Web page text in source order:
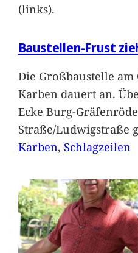
(links).
Baustellen-Frust
Die Großbaustelle
Karben dauert an.
Ecke Burg-
Straße/Ludwigstraße
Karben, Schlagzeilen